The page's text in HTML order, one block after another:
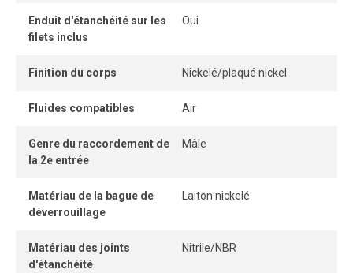
Enduit d'étanchéité sur les
filets inclus
Oui
Finition du corps Nickelé/plaqué nickel
Fluides compatibles Air
Genre du raccordement de
la 2e entrée
Mâle
Matériau de la bague de
déverrouillage
Laiton nickelé
Matériau des joints
d'étanchéité
Nitrile/NBR